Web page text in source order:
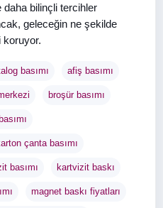
bilinçli tercihler
geleceğin ne şekilde
koruyor.
basımı afiş basımı
broşür basımı
çanta basımı
basımı kartvizit baskı
magnet baskı fiyatları